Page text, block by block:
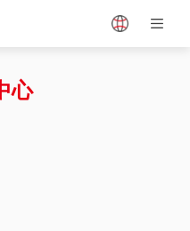
Vietnam
心